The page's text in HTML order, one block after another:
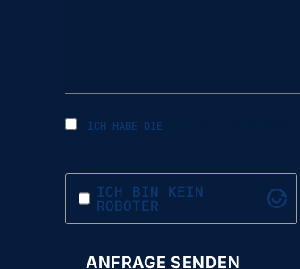
ICH HABE DIE
ICH BIN KEIN
ROBOTER